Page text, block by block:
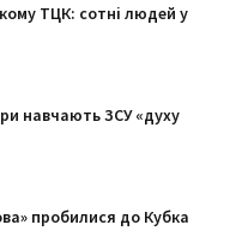
ТЦК: сотні людей у
навчають ЗСУ «духу
пробилися до Кубка